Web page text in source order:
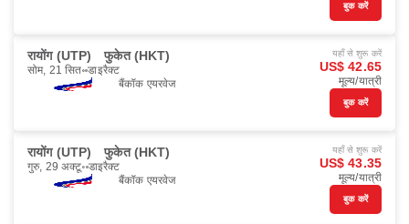
बुक करें
रायोंग (UTP) फुकेत (HKT)
सोम, 21 सित॰ डाइरैक्ट
बैंकॉक एयरवेज
यहाँ से शुरू करें
US$ 42.65
मूल्य/यात्री
बुक करें
रायोंग (UTP) फुकेत (HKT)
गुरु, 29 अक्टू॰ डाइरैक्ट
बैंकॉक एयरवेज
यहाँ से शुरू करें
US$ 43.35
मूल्य/यात्री
बुक करें